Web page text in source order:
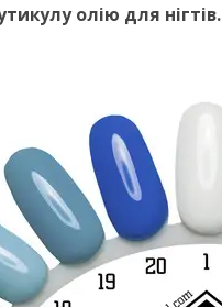
олію для нігтів.